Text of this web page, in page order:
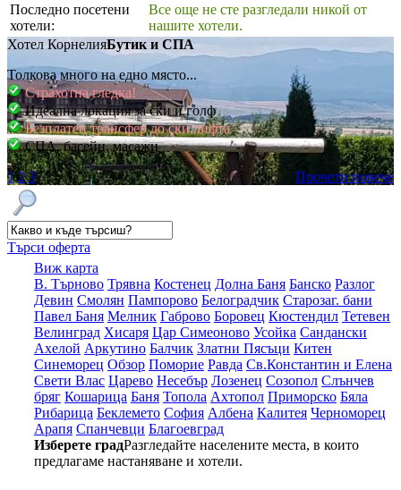
Последно посетени
хотели:
Все още не сте разгледали никой от
нашите хотели.
Хотел КорнелияБутик и СПА
Толкова много на едно място...
Страхотна гледка!
Идеална локация за ски и голф
Безплатен трансфер до ски лифта
СПА, басейн, масажи
Прочети повече
1 2 3
Търси оферта
Виж карта
В. Търново Трявна Костенец Долна Баня Банско Разлог
Девин Смолян Пампорово Белоградчик Старозаг. бани
Павел Баня Мелник Габрово Боровец Кюстендил Тетевен
Велинград Хисаря Цар Симеоново Усойка Сандански
Ахелой Аркутино Балчик Златни Пясъци Китен
Синеморец Обзор Поморие Равда Св.Константин и Елена
Свети Влас Царево Несебър Лозенец Созопол Слънчев
бряг Кошарица Баня Топола Ахтопол Приморско Бяла
Рибарица Беклемето София Албена Калитея Черноморец
Арапя Спанчевци Благоевград
Изберете градРазгледайте населените места, в които
предлагаме настаняване и хотели.